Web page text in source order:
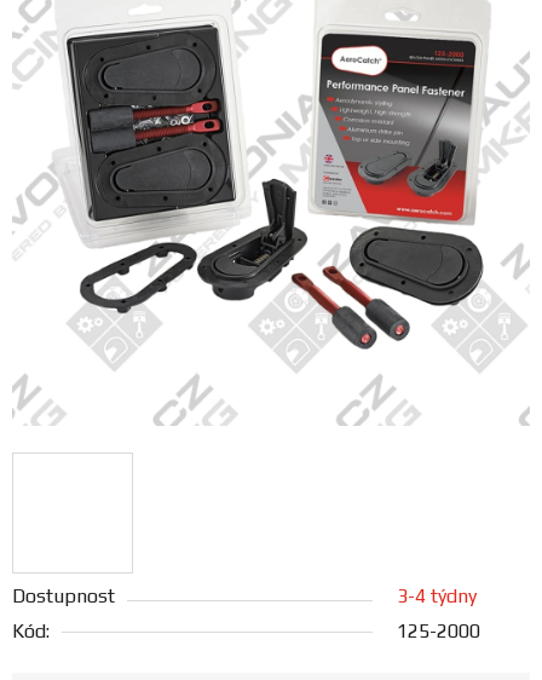
TÝM
A
SERVIS
FANOUŠCI
Profil
firmy
Obchodní
podmínky
Doprava
a
katalogy
Dostupnost
3-4 týdny
Kód:
125-2000